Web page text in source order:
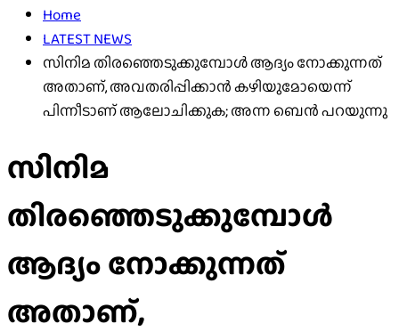
Home
LATEST NEWS
സിനിമ തിരഞ്ഞെടുക്കുമ്പോള്‍ ആദ്യം നോക്കുന്നത്
അതാണ്, അവതരിപ്പിക്കാന്‍ കഴിയുമോയെന്ന്
പിന്നീടാണ് ആലോചിക്കുക; അന്ന ബെന്‍ പറയുന്നു
സിനിമ
തിരഞ്ഞെടുക്കുമ്പോള്‍
ആദ്യം നോക്കുന്നത്
അതാണ്,